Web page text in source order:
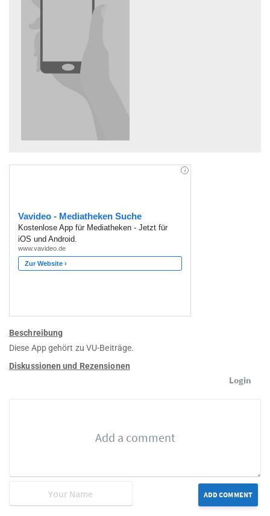
Beschreibung
Diese App gehört zu VU-Beiträge.
Diskussionen und Rezensionen
Login
ADD COMMENT